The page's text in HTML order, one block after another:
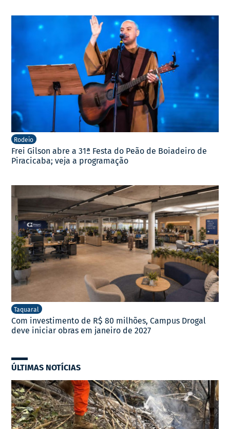
Rodeio
Frei Gilson abre a 31ª Festa do Peão de Boiadeiro de
Piracicaba; veja a programação
Taquaral
Com investimento de R$ 80 milhões, Campus Drogal
deve iniciar obras em janeiro de 2027
ÚLTIMAS NOTÍCIAS